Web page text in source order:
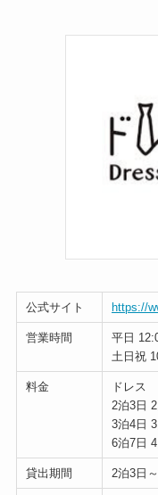
公式サイト https://
営業時間
平日
土日祝
料金
ドレス
2泊3日
3泊4日
6泊7日
貸出期間 2泊3日